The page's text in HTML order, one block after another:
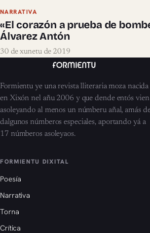
NARRATIVA
«El corazón a prueba de
Álvarez Antón
30 de xunetu de 2019
Formientu ye una revista lliteraria moza nacida
en Xixón nel añu 2006 y que dende entós vien
asoleyando al menos un númberu añal, amás
dalgunos númberos especiales, aportando yá a
17 númberos asoleyaos.
FORMIENTU DIXITAL
Poesía
Narrativa
Torna
Crítica